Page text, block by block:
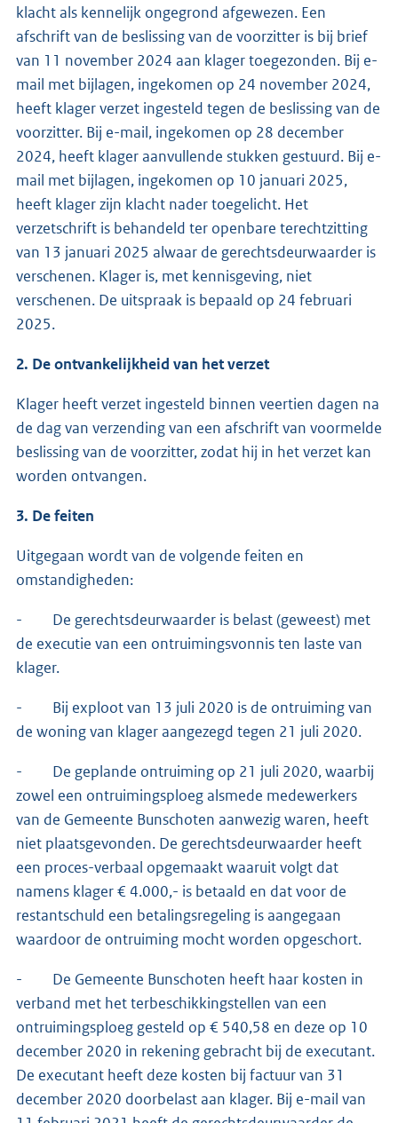
klacht als kennelijk ongegrond afgewezen. Een
afschrift van de beslissing van de voorzitter is bij brief
van 11 november 2024 aan klager toegezonden. Bij e-
mail met bijlagen, ingekomen op 24 november 2024,
heeft klager verzet ingesteld tegen de beslissing van de
voorzitter. Bij e-mail, ingekomen op 28 december
2024, heeft klager aanvullende stukken gestuurd. Bij e-
mail met bijlagen, ingekomen op 10 januari 2025,
heeft klager zijn klacht nader toegelicht. Het
verzetschrift is behandeld ter openbare terechtzitting
van 13 januari 2025 alwaar de gerechtsdeurwaarder is
verschenen. Klager is, met kennisgeving, niet
verschenen. De uitspraak is bepaald op 24 februari
2025.
2. De ontvankelijkheid van het verzet
Klager heeft verzet ingesteld binnen veertien dagen na
de dag van verzending van een afschrift van voormelde
beslissing van de voorzitter, zodat hij in het verzet kan
worden ontvangen.
3. De feiten
Uitgegaan wordt van de volgende feiten en
omstandigheden:
- De gerechtsdeurwaarder is belast (geweest) met
de executie van een ontruimingsvonnis ten laste van
klager.
- Bij exploot van 13 juli 2020 is de ontruiming van
de woning van klager aangezegd tegen 21 juli 2020.
- De geplande ontruiming op 21 juli 2020, waarbij
zowel een ontruimingsploeg alsmede medewerkers
van de Gemeente Bunschoten aanwezig waren, heeft
niet plaatsgevonden. De gerechtsdeurwaarder heeft
een proces-verbaal opgemaakt waaruit volgt dat
namens klager € 4.000,- is betaald en dat voor de
restantschuld een betalingsregeling is aangegaan
waardoor de ontruiming mocht worden opgeschort.
- De Gemeente Bunschoten heeft haar kosten in
verband met het terbeschikkingstellen van een
ontruimingsploeg gesteld op € 540,58 en deze op 10
december 2020 in rekening gebracht bij de executant.
De executant heeft deze kosten bij factuur van 31
december 2020 doorbelast aan klager. Bij e-mail van